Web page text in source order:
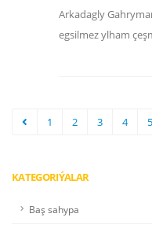
Arkadagly
egsilmez ylham
1 2 3 4 5
KATEGORIÝALAR
Baş sahypa